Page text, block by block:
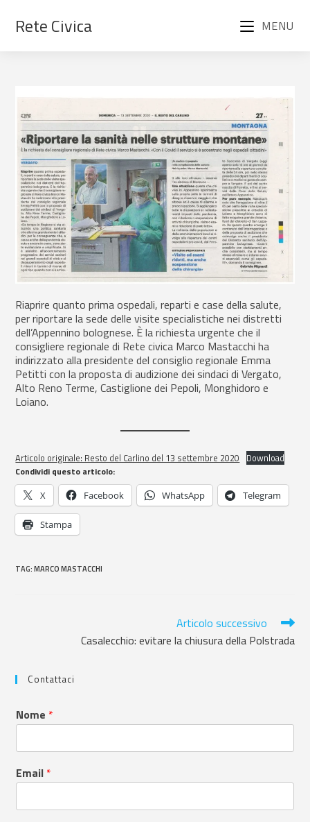
Rete Civica MENU
Riaprire quanto prima ospedali, reparti e case della salute,
per riportare la sede delle visite specialistiche nei distretti
dell’Appennino bolognese. È la richiesta urgente che il
consigliere regionale di Rete civica Marco Mastacchi ha
indirizzato alla presidente del consiglio regionale Emma
Petitti con la proposta di audizione dei sindaci di Vergato,
Alto Reno Terme, Castiglione dei Pepoli, Monghidoro e
Loiano.
Articolo originale: Resto del Carlino del 13 settembre 2020 Download
Condividi questo articolo:
X Facebook WhatsApp Telegram
Stampa
TAG:MARCO MASTACCHI
Articolo successivo
Casalecchio: evitare la chiusura della Polstrada
Contattaci
Nome *
Email *